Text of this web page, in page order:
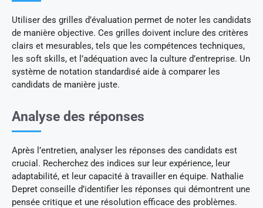
Utiliser des grilles d’évaluation permet de noter les candidats
de manière objective. Ces grilles doivent inclure des critères
clairs et mesurables, tels que les compétences techniques,
les soft skills, et l’adéquation avec la culture d’entreprise. Un
système de notation standardisé aide à comparer les
candidats de manière juste.
Analyse des réponses
Après l’entretien, analyser les réponses des candidats est
crucial. Recherchez des indices sur leur expérience, leur
adaptabilité, et leur capacité à travailler en équipe. Nathalie
Depret conseille d’identifier les réponses qui démontrent une
pensée critique et une résolution efficace des problèmes.